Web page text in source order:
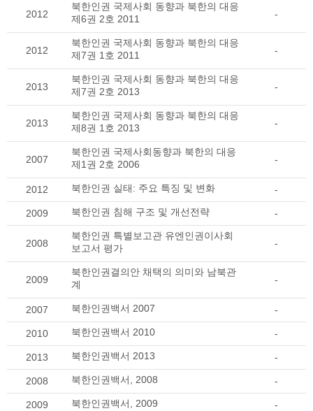
2012
북한인권 국제사회 동향과 북한의 대응
제6권 2호 2011
-
2012
북한인권 국제사회 동향과 북한의 대응
제7권 1호 2011
-
2013
북한인권 국제사회 동향과 북한의 대응
제7권 2호 2013
-
2013
북한인권 국제사회 동향과 북한의 대응
제8권 1호 2013
-
2007
북한인권 국제사회동향과 북한의 대응
제1권 2호 2006
-
2012 북한인권 실태: 주요 특징 및 변화 -
2009 북한인권 침해 구조 및 개선전략 -
2008
북한인권 특별보고관 유엔인권이사회
보고서 평가
-
2009
북한인권결의안 채택의 의미와 남북관
계
-
2007 북한인권백서 2007 -
2010 북한인권백서 2010 -
2013 북한인권백서 2013 -
2008 북한인권백서, 2008 -
2009 북한인권백서, 2009 -